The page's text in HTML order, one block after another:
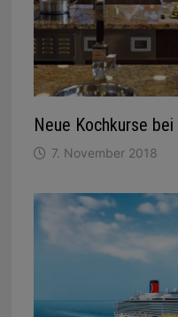
Neue Kochkurse bei
7. November 2018